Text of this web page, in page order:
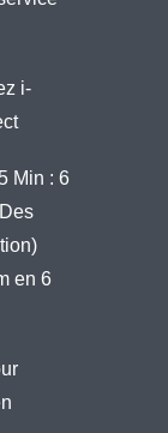
i-
Min : 6
en 6